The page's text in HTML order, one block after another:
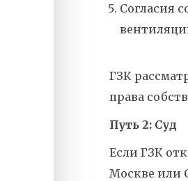
Согласия
ГЗК
права
Путь 2: Суд
Если ГЗК
Москве или